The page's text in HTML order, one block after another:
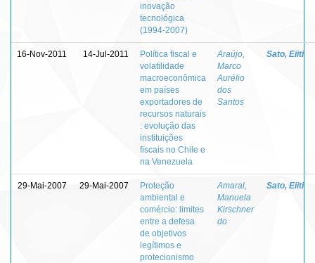
inovação
tecnológica
(1994-2007)
16-Nov-2011 14-Jul-2011
Política fiscal e
volatilidade
macroeconômica
em países
exportadores de
recursos naturais
: evolução das
instituições
fiscais no Chile e
na Venezuela
Araújo,
Marco
Aurélio
dos
Santos
Sato, Eiiti
29-Mai-2007 29-Mai-2007
Proteção
ambiental e
comércio: limites
entre a defesa
de objetivos
legítimos e
protecionismo
Amaral,
Manuela
Kirschner
do
Sato, Eiiti